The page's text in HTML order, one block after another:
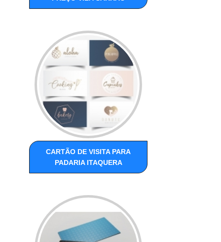
CARTÃO DE VISITA PARA
PADARIA ITAQUERA